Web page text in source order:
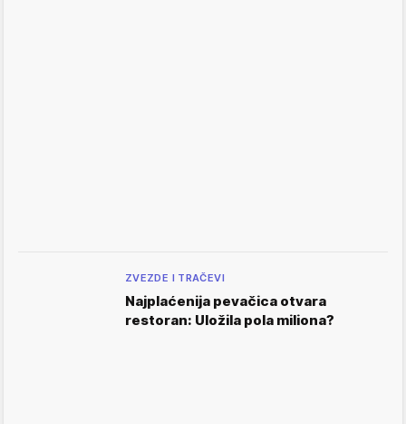
ZVEZDE I TRAČEVI
Najplaćenija pevačica otvara
restoran: Uložila pola miliona?